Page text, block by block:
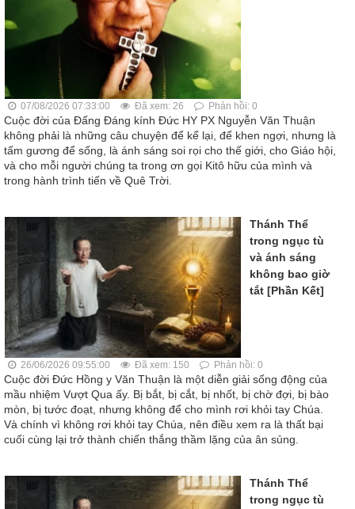
07/08/2026 07:33:00 Đã xem: 26 Phản hồi: 0
Cuộc đời của Đấng Đáng kính Đức HY PX Nguyễn Văn Thuận
không phải là những câu chuyện để kể lại, để khen ngợi, nhưng là
tấm gương để sống, là ánh sáng soi rọi cho thế giới, cho Giáo hội,
và cho mỗi người chúng ta trong ơn gọi Kitô hữu của mình và
trong hành trình tiến về Quê Trời.
Thánh Thể
trong ngục tù
và ánh sáng
không bao giờ
tắt [Phần Kết]
26/06/2026 09:55:00 Đã xem: 150 Phản hồi: 0
Cuộc đời Đức Hồng y Văn Thuận là một diễn giải sống động của
mầu nhiệm Vượt Qua ấy. Bị bắt, bị cắt, bị nhốt, bị chờ đợi, bị bào
mòn, bị tước đoạt, nhưng không để cho mình rơi khỏi tay Chúa.
Và chính vì không rơi khỏi tay Chúa, nên điều xem ra là thất bại
cuối cùng lại trở thành chiến thắng thầm lặng của ân sủng.
Thánh Thể
trong ngục tù